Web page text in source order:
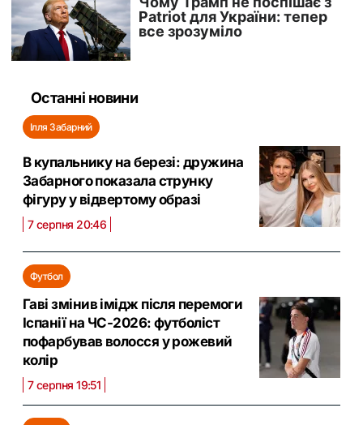
Останні новини
Ілля Забарний
В купальнику на березі: дружина
Забарного показала струнку
фігуру у відвертому образі
7 серпня 20:46
Футбол
Гаві змінив імідж після перемоги
Іспанії на ЧС-2026: футболіст
пофарбував волосся у рожевий
колір
7 серпня 19:51